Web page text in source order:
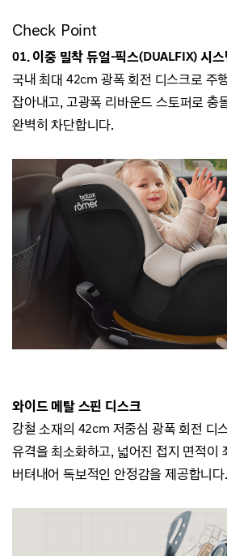
Check Point
01. 이중 밀착 듀얼-픽스(DUALFIX) 시스
국내 최대 42cm 광폭 회전 디스크로 주
잡아내고, 고광폭 리바운드 스토퍼로 충
완벽히 차단합니다.
와이드 메탈 스핀 디스크
강철 소재의 42cm 저중심 광폭 회전 디
유격을 최소화하고, 넓어진 접지 면적이
버텨내어 독보적인 안정감을 제공합니다.